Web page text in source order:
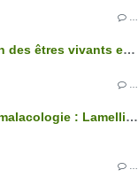
Clés de détermination des êtres vivants et des roches de France - 3ème édition
Glossaire illustré de malacologie : Lamellibranches